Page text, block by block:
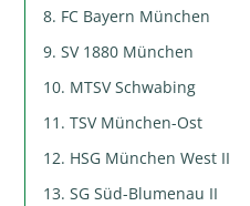
8. FC Bayern München
9. SV 1880 München
10. MTSV Schwabing
11. TSV München-Ost
12. HSG München West II
13. SG Süd-Blumenau II